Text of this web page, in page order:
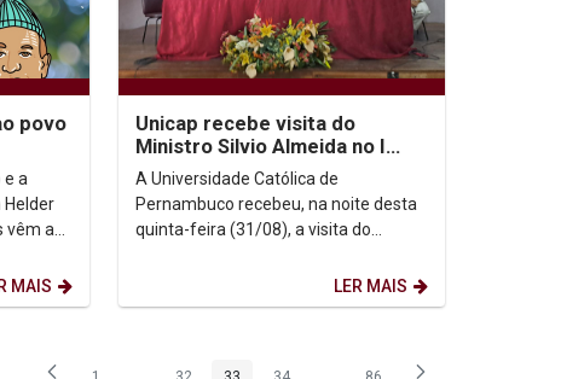
povo
e a
Helder
vêm a
MAIS
Unicap recebe visita do
Ministro Silvio Almeida no I
Seminário Nacional Josué de
Castro e o...
A Universidade Católica de
Pernambuco recebeu, na noite desta
quinta-feira (31/08), a visita do
LER MAIS